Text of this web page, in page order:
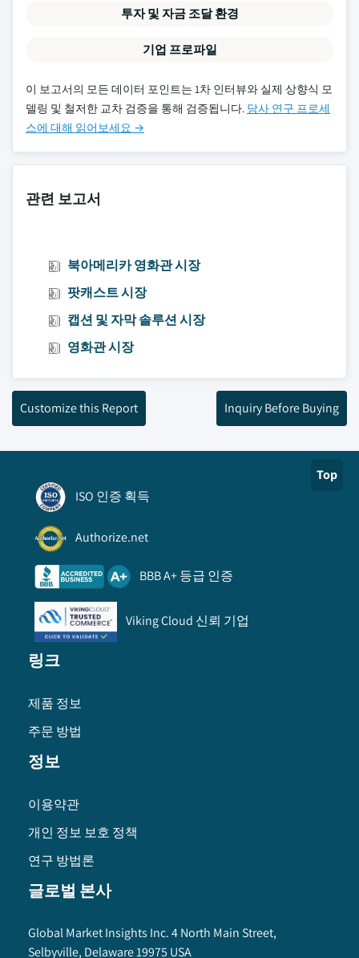
투자 및 자금 조달 환경
기업 프로파일
이 보고서의 모든 데이터 포인트는 1차 인터뷰와 실제 상향식 모
델링 및 철저한 교차 검증을 통해 검증됩니다. 당사 연구 프로세
스에 대해 읽어보세요 →
관련 보고서
북아메리카 영화관 시장
팟캐스트 시장
캡션 및 자막 솔루션 시장
영화관 시장
Customize this Report Inquiry Before Buying
Top
ISO 인증 획득
Authorize.net
BBB A+ 등급 인증
Viking Cloud 신뢰 기업
링크
제품 정보
주문 방법
정보
이용약관
개인 정보 보호 정책
연구 방법론
글로벌 본사
Global Market Insights Inc. 4 North Main Street,
Selbyville, Delaware 19975 USA